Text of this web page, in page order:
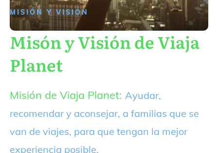
MISIÓN Y VISIÓN
Misón y Visión de Viaja
Planet
Misión de Viaja Planet: Ayudar,
recomendar y aconsejar, a familias que se
van de viajes, para que tengan la mejor
experiencia posible.